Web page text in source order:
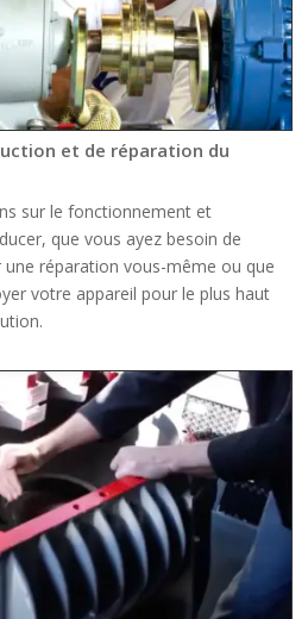
et de réparation du
sur le fonctionnement et
que vous ayez besoin de
réparation vous-même ou que
votre appareil pour le plus haut